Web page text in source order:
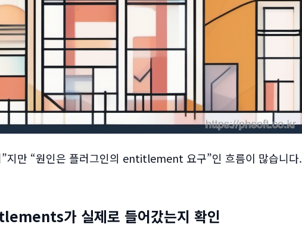
지만 “원인은 플러그인의 entitlement 요구”인 흐름이 많습니다.
가 실제로 들어갔는지 확인